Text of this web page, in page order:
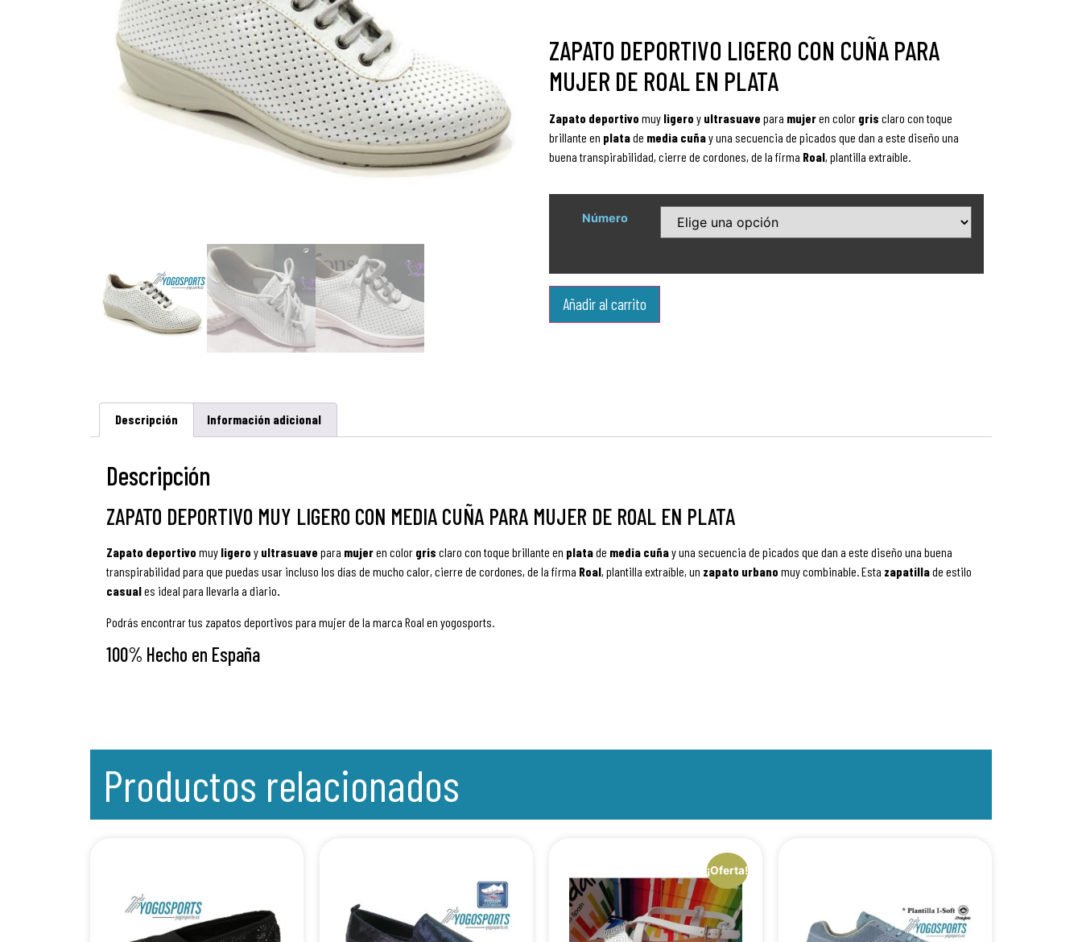
ZAPATO DEPORTIVO LIGERO CON CUÑA PARA
MUJER DE ROAL EN PLATA
Zapato deportivo muy ligero y ultrasuave para mujeren color gris claro con toque
brillante en platade media cuñay una secuencia de picados que dan a este diseño una
buena transpirabilidad, cierre de cordones, de la firma Roal, plantilla extraíble.
Número
Añadir al carrito
Descripción Información adicional
Descripción
ZAPATO DEPORTIVO MUY LIGERO CON MEDIA CUÑA PARA MUJER DE ROAL EN PLATA
Zapato deportivo muy ligero y ultrasuave para mujeren color gris claro con toque brillante en platade media cuñay una secuencia de picados que dan a este diseño una buena
transpirabilidad para que puedas usar incluso los dí­as de mucho calor, cierre de cordones, de la firma Roal, plantilla extraíble, un zapato urbano muy combinable. Esta zapatillade estilo
casuales ideal para llevarla a diario.
Podrás encontrar tus zapatos deportivos para mujer de la marca Roal en yogosports.
100% Hecho en España
Productos relacionados
¡Oferta!